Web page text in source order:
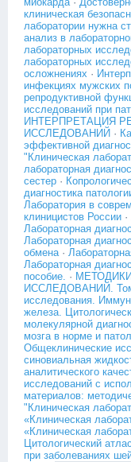
клиническая
лаборатории нужна
анализ в
лабораторных
лабораторных
осложнениях ·
инфекциях мужских
репродуктивной
исследований при
ИНТЕРПРЕТАЦИЯ
ИССЛЕДОВАНИЙ ·
эффективной
"Клиническая
лабораторная
сестер ·
диагностика
Лаборатория в
клиницистов России ·
Лабораторная
Лабораторная
обмена·
Лабораторная
пособие. ·
ИССЛЕДОВАНИЙ. Том
исследования.
железа.
молекулярной
мозга в норме и
Общеклинические
синовиальная
аналитического
исследований с
материалов:
"Клиническая
«Клиническая
«Клиническая
Цитологический
при заболеваниях